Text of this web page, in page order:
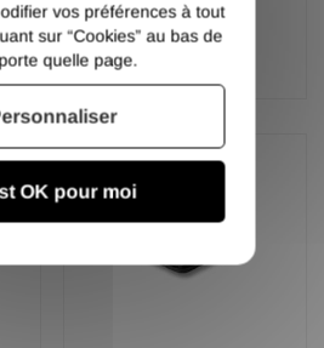
1,30 €/ Pce TTC
vos préférences à tout
sur “Cookies” au bas de
quelle page.
OK pour moi